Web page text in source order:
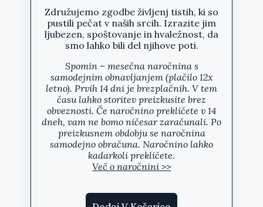
Združujemo zgodbe življenj tistih, ki so
pustili pečat v naših srcih. Izrazite jim
ljubezen, spoštovanje in hvaležnost, da
smo lahko bili del njihove poti.
Spomin – mesečna naročnina s
samodejnim obnavljanjem (plačilo 12x
letno). Prvih 14 dni je brezplačnih. V tem
času lahko storitev preizkusite brez
obveznosti. Če naročnino prekličete v 14
dneh, vam ne bomo ničesar zaračunali. Po
preizkusnem obdobju se naročnina
samodejno obračuna. Naročnino lahko
kadarkoli prekličete.
Več o naročnini >>